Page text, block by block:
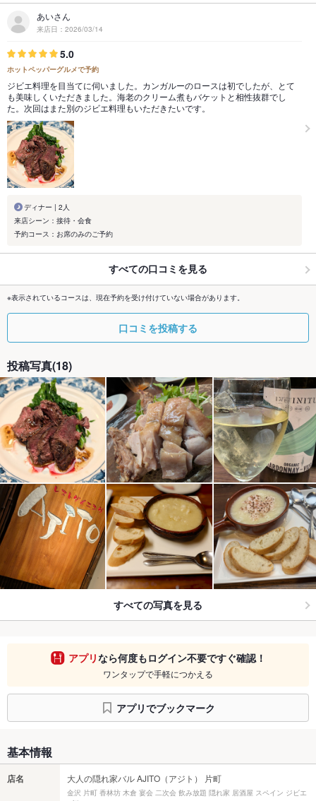
あいさん
来店日：2026/03/14
5.0
ホットペッパーグルメで予約
ジビエ料理を目当てに伺いました。カンガルーのロースは初でしたが、とて
も美味しくいただきました。海老のクリーム煮もバケットと相性抜群でし
た。次回はまた別のジビエ料理もいただきたいです。
ディナー | 2人
来店シーン：接待・会食
予約コース：お席のみのご予約
すべての口コミを見る
※表示されているコースは、現在予約を受け付けていない場合があります。
口コミを投稿する
投稿写真(18)
すべての写真を見る
アプリなら何度もログイン不要ですぐ確認！
ワンタップで手軽につかえる
アプリでブックマーク
基本情報
店名 大人の隠れ家バル AJITO（アジト） 片町
金沢 片町 香林坊 木倉 宴会 二次会 飲み放題 隠れ家 居酒屋 スペイン ジビエ